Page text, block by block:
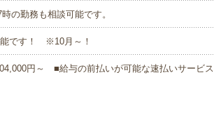
勤務も相談可能です。
です！ ※10月～！
円～ ■給与の前払いが可能な速払いサービス